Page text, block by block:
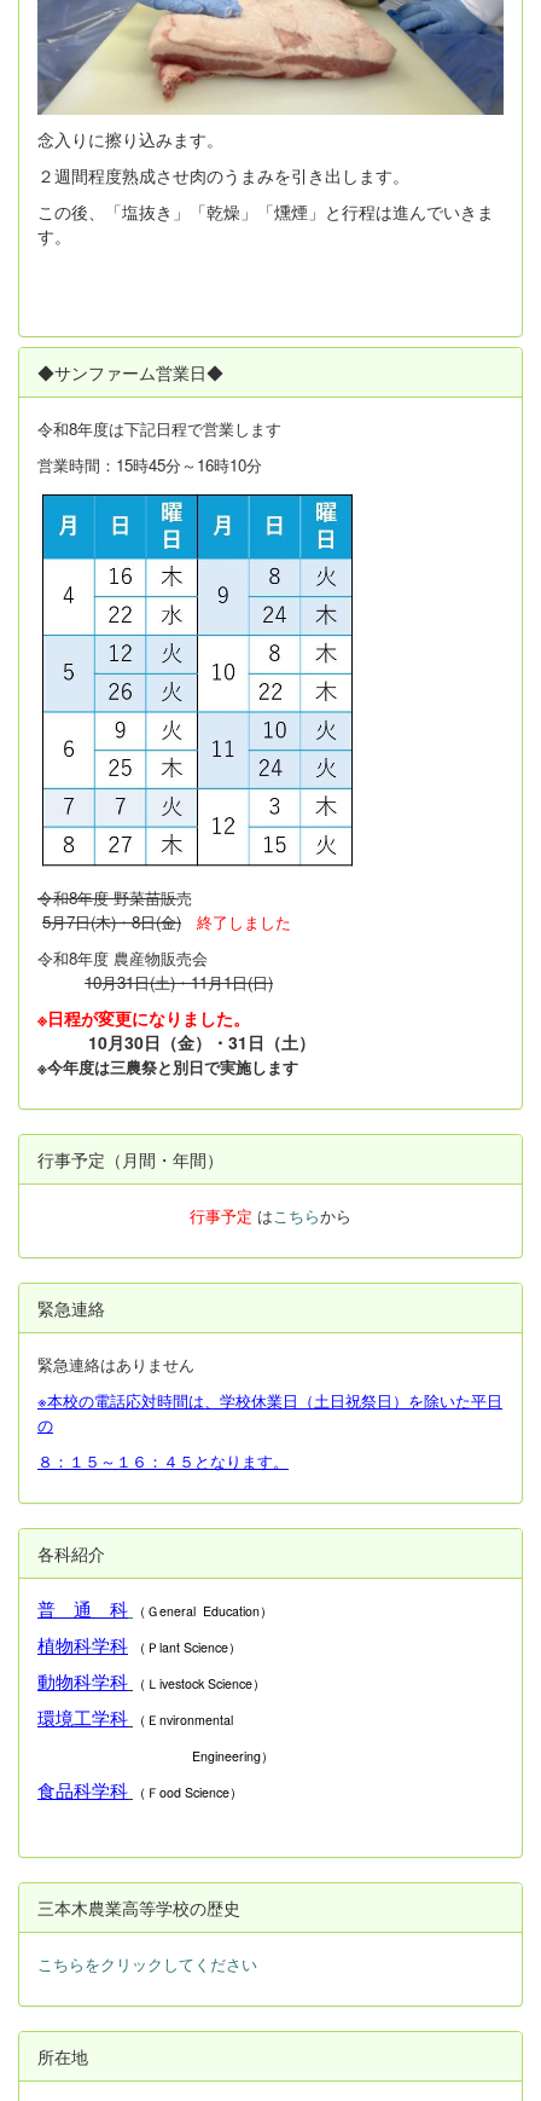
念入りに擦り込みます。
２週間程度熟成させ肉のうまみを引き出します。
この後、「塩抜き」「乾燥」「燻煙」と行程は進んでいきま
す。
◆サンファーム営業日◆
令和8年度は下記日程で営業します
営業時間：15時45分～16時10分
令和8年度 野菜苗販売
5月7日(木)・8日(金)
終了しました
令和8年度 農産物販売会
10月31日(土)・11月1日(日)
※日程が変更になりました。
10月30日（金）・31日（土）
※今年度は三農祭と別日で実施します
行事予定（月間・年間）
行事予定 はこちらから
緊急連絡
緊急連絡はありません
※本校の電話応対時間は、学校休業日（土日祝祭日）を除いた平日
の
８：１５～１６：４５となります。
各科紹介
普 通 科 （Ｇeneral Education）
植物科学科 （Ｐlant Science）
動物科学科 （Ｌivestock Science）
環境工学科
（Ｅnvironmental
Engineering）
食品科学科 （Ｆood Science）
三本木農業高等学校の歴史
こちらをクリックしてください
所在地